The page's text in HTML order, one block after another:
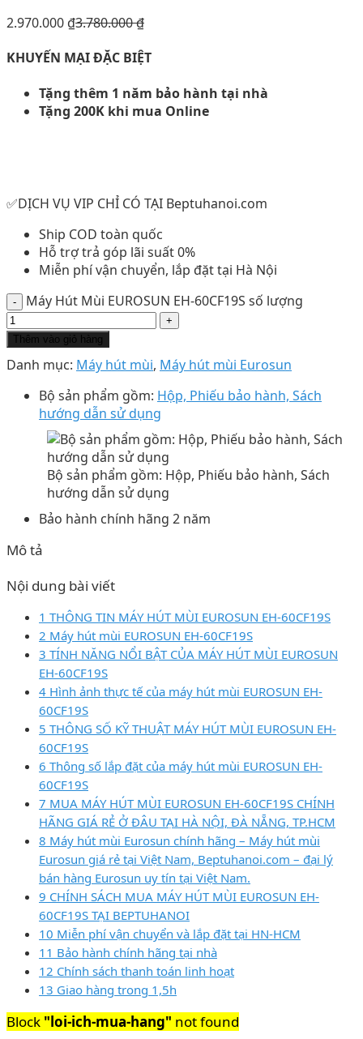
2.970.000 ₫3.780.000₫
KHUYẾN MẠI ĐẶC BIỆT
Tặng thêm 1 năm bảo hành tại nhà
Tặng 200K khi mua Online
✅DỊCH VỤ VIP CHỈ CÓ TẠI Beptuhanoi.com
Ship COD toàn quốc
Hỗ trợ trả góp lãi suất 0%
Miễn phí vận chuyển, lắp đặt tại Hà Nội
Máy Hút Mùi EUROSUN EH-60CF19S số lượng
Thêm vào giỏ hàng
Danh mục: Máy hút mùi, Máy hút mùi Eurosun
Bộ sản phẩm gồm: Hộp, Phiếu bảo hành, Sách
hướng dẫn sử dụng
Bộ sản phẩm gồm: Hộp, Phiếu bảo hành, Sách
hướng dẫn sử dụng
Bảo hành chính hãng 2 năm
Mô tả
Nội dung bài viết
1 THÔNG TIN MÁY HÚT MÙI EUROSUN EH-60CF19S
2 Máy hút mùi EUROSUN EH-60CF19S
3 TÍNH NĂNG NỔI BẬT CỦA MÁY HÚT MÙI EUROSUN
EH-60CF19S
4 Hình ảnh thực tế của máy hút mùi EUROSUN EH-
60CF19S
5 THÔNG SỐ KỸ THUẬT MÁY HÚT MÙI EUROSUN EH-
60CF19S
6 Thông số lắp đặt của máy hút mùi EUROSUN EH-
60CF19S
7 MUA MÁY HÚT MÙI EUROSUN EH-60CF19S CHÍNH
HÃNG GIÁ RẺ Ở ĐÂU TẠI HÀ NỘI, ĐÀ NẴNG, TP.HCM
8 Máy hút mùi Eurosun chính hãng – Máy hút mùi
Eurosun giá rẻ tại Việt Nam, Beptuhanoi.com – đại lý
bán hàng Eurosun uy tín tại Việt Nam.
9 CHÍNH SÁCH MUA MÁY HÚT MÙI EUROSUN EH-
60CF19S TẠI BEPTUHANOI
10 Miễn phí vận chuyển và lắp đặt tại HN-HCM
11 Bảo hành chính hãng tại nhà
12 Chính sách thanh toán linh hoạt
13 Giao hàng trong 1,5h
Block "loi-ich-mua-hang" not found